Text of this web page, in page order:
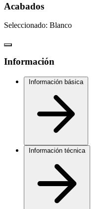
Acabados
Seleccionado: Blanco
Información